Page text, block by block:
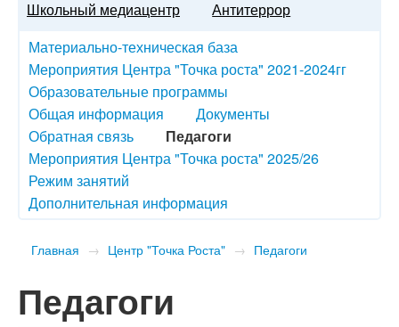
Школьный медиацентр
Антитеррор
Материально-техническая база
Мероприятия Центра "Точка роста" 2021-2024гг
Образовательные программы
Общая информация
Документы
Обратная связь
Педагоги
Мероприятия Центра "Точка роста" 2025/26
Режим занятий
Дополнительная информация
Главная → Центр "Точка Роста" → Педагоги
Педагоги